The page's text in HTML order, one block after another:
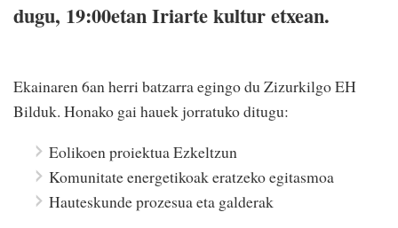
dugu, 19:00etan Iriarte kultur etxean.
Ekainaren 6an herri batzarra egingo du Zizurkilgo EH
Bilduk. Honako gai hauek jorratuko ditugu:
Eolikoen proiektua Ezkeltzun
Komunitate energetikoak eratzeko egitasmoa
Hauteskunde prozesua eta galderak